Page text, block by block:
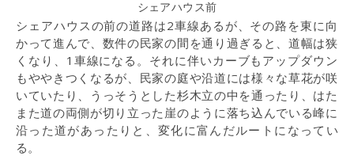
シェアハウス前
シェアハウスの前の道路は2車線あるが、その路を東に向
かって進んで、数件の民家の間を通り過ぎると、道幅は狭
くなり、1車線になる。それに伴いカーブもアップダウン
もややきつくなるが、民家の庭や沿道には様々な草花が咲
いていたり、うっそうとした杉木立の中を通ったり、はた
また道の両側が切り立った崖のように落ち込んでいる峰に
沿った道があったりと、変化に富んだルートになってい
る。